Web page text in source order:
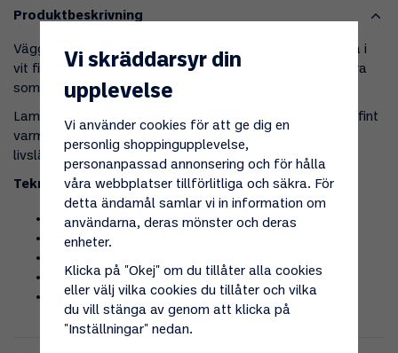
Produktbeskrivning
Väggspotlight Design White är en snygg 12V vägglampa i
vit finish. Lamphuvudet är vridbart och passar särskilt bra
som sänglampa.
Lampan har en integrerad 4W LED-ljuskälla som ger ett fint
varmvitt ljus. Integrerad SMD LED med en beräknad
livslängd på 30 000 timmar.
Tekniska fördelar med LED:
Hög effektivitet
Lång livslängd
Ingen UV- eller IR-strålning
Låg energiförbrukning och värmealstring
Vi skräddarsyr din
upplevelse
Vi använder cookies för att ge dig en
personlig shoppingupplevelse,
personanpassad annonsering och för hålla
våra webbplatser tillförlitliga och säkra. För
detta ändamål samlar vi in information om
användarna, deras mönster och deras
enheter.
Klicka på "Okej" om du tillåter alla cookies
eller välj vilka cookies du tillåter och vilka
du vill stänga av genom att klicka på
"Inställningar" nedan.